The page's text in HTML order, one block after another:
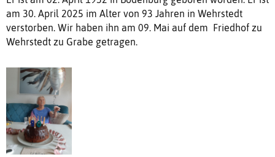
am 30. April 2025 im Alter von 93 Jahren in Wehrstedt
verstorben. Wir haben ihn am 09. Mai auf dem Friedhof zu
Wehrstedt zu Grabe getragen.